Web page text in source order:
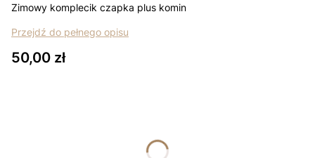
Zimowy komplecik czapka plus komin
Przejdź do pełnego opisu
Cena
50,00 zł